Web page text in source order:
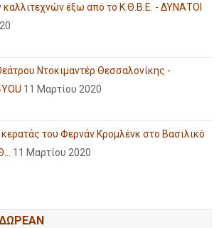
καλλιτεχνών έξω από το Κ.Θ.Β.Ε. - ΔΥΝΑΤΟΙ
Ντοκιμαντέρ Θεσσαλονίκης -
11 Μαρτίου 2020
του Φερνάν Κρομλένκ στο Βασιλικό
11 Μαρτίου 2020